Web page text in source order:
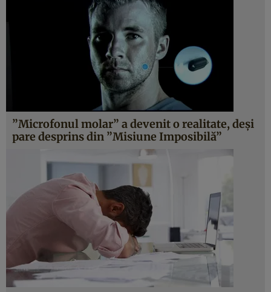
”Microfonul molar” a devenit o realitate, deşi
pare desprins din ”Misiune Imposibilă”